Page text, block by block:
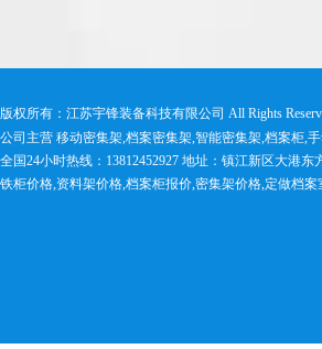
版权所有：江苏宇锋装备科技有限公司 All Rights
公司主营 移动密集架,档案密集架,智能密集架,档案柜,
全国24小时热线：13812452927 地址：镇江新区大港东
铁柜价格,资料架价格,档案柜报价,密集架价格,定做档